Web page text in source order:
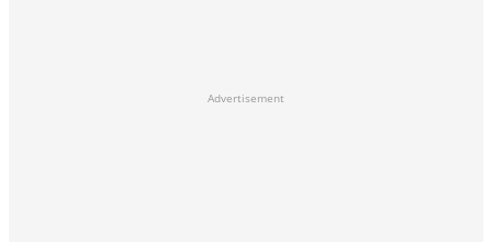
Advertisement